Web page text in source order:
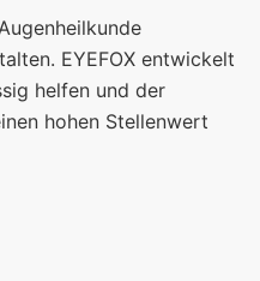
EYEFOX entwickelt
helfen und der
hohen Stellenwert